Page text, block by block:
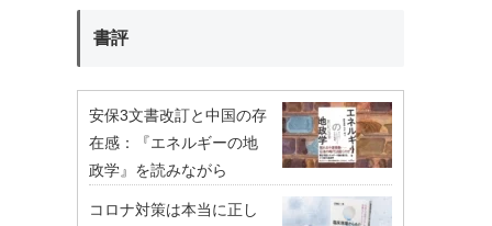
書評
安保3文書改訂と中国の存
在感：『エネルギーの地
政学』を読みながら
コロナ対策は本当に正し